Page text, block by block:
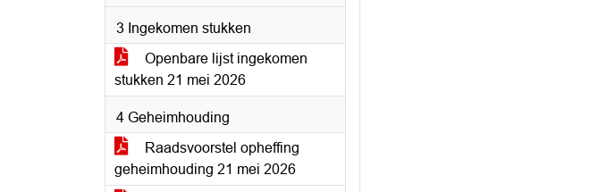
3 Ingekomen stukken
Openbare lijst ingekomen
stukken 21 mei 2026
4 Geheimhouding
Raadsvoorstel opheffing
geheimhouding 21 mei 2026